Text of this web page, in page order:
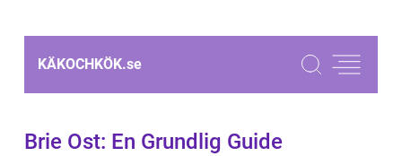
KÄKOCHKÖK.se
Brie Ost: En Grundlig Guide